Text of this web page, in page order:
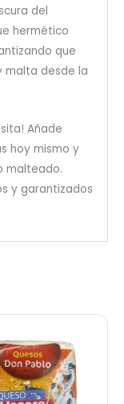
del
hermético
que
malta desde la
Añade
hoy mismo y
malteado.
y garantizados